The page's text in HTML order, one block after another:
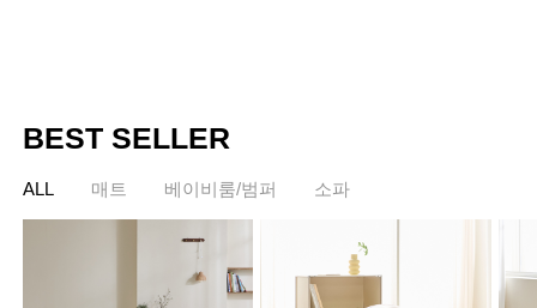
BEST SELLER
ALL 매트 베이비룸/범퍼 소파